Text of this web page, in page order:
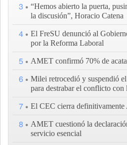
3
“Hemos abierto la puerta,
la discusión”, Horacio Catena
4
El FreSU denunció al
por la Reforma Laboral
5 AMET confirmó 70% de
6
Milei retrocedió y suspendió
para destrabar el conflicto con
7 El CEC cierra
8
AMET cuestionó la
servicio esencial